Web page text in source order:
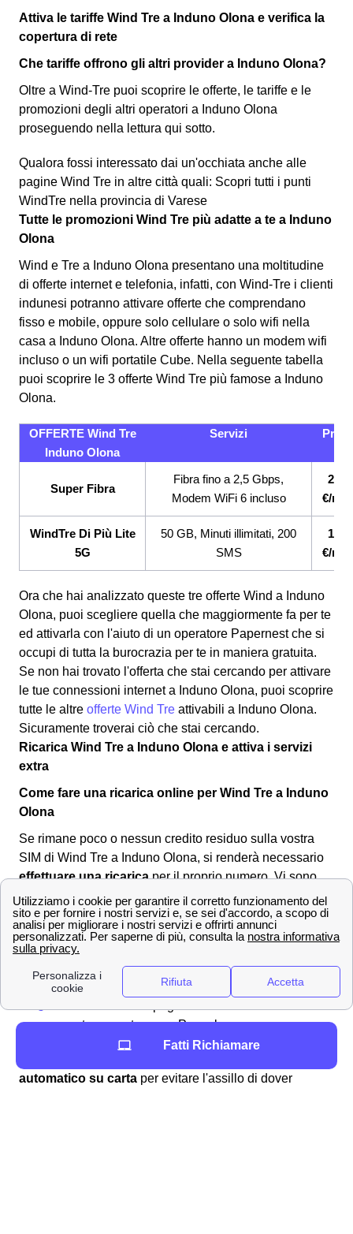
Attiva le tariffe Wind Tre a Induno Olona e verifica la
copertura di rete
Che tariffe offrono gli altri provider a Induno Olona?
Oltre a Wind-Tre puoi scoprire le offerte, le tariffe e le
promozioni degli altri operatori a Induno Olona
proseguendo nella lettura qui sotto.
Qualora fossi interessato dai un'occhiata anche alle
pagine Wind Tre in altre città quali: Scopri tutti i punti
WindTre nella provincia di Varese
Tutte le promozioni Wind Tre più adatte a te a Induno
Olona
Wind e Tre a Induno Olona presentano una moltitudine
di offerte internet e telefonia, infatti, con Wind-Tre i clienti
indunesi potranno attivare offerte che comprendano
fisso e mobile, oppure solo cellulare o solo wifi nella
casa a Induno Olona. Altre offerte hanno un modem wifi
incluso o un wifi portatile Cube. Nella seguente tabella
puoi scoprire le 3 offerte Wind Tre più famose a Induno
Olona.
OFFERTE Wind Tre
Induno Olona
Servizi
Super Fibra
Fibra fino a 2,5 Gbps,
Modem WiFi 6 incluso
€/
WindTre Di Più Lite
5G
50 GB, Minuti illimitati, 200
SMS
€/
Ora che hai analizzato queste tre offerte Wind a Induno
Olona, puoi scegliere quella che maggiormente fa per te
ed attivarla con l'aiuto di un operatore Papernest che si
occupi di tutta la burocrazia per te in maniera gratuita.
Se non hai trovato l'offerta che stai cercando per attivare
le tue connessioni internet a Induno Olona, puoi scoprire
tutte le altre offerte Wind Tre attivabili a Induno Olona.
Sicuramente troverai ciò che stai cercando.
Ricarica Wind Tre a Induno Olona e attiva i servizi
extra
Come fare una ricarica online per Wind Tre a Induno
Olona
Se rimane poco o nessun credito residuo sulla vostra
SIM di Wind Tre a Induno Olona, si renderà necessario
effettuare una ricaricaper il proprio numero. Vi sono
svariate modalità per ricaricare la propria SIM card Wind
a Induno Olona:
In banca
Al tabacchino di Induno Olona
Acquistando una ricarica da grattare
conto corrente o con Paypal
automatico su carta per evitare l'assillo di dover
Fatti Richiamare